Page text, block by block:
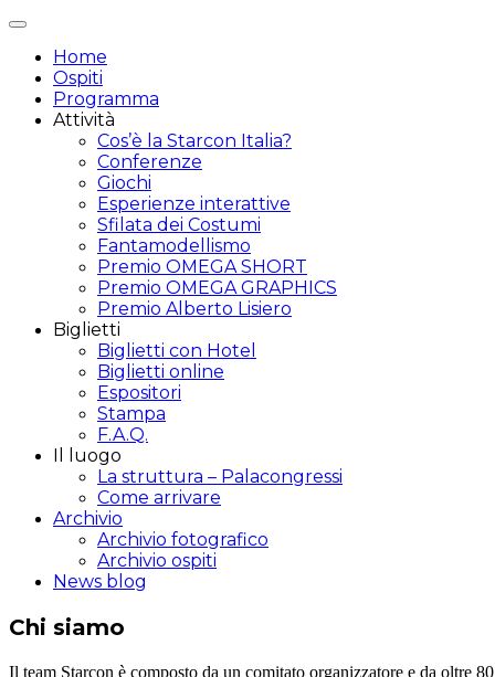
Attiva/disattiva
navigazione
Home
Ospiti
Programma
Attività
Cos’è la Starcon Italia?
Conferenze
Giochi
Esperienze interattive
Sfilata dei Costumi
Fantamodellismo
Premio OMEGA SHORT
Premio OMEGA GRAPHICS
Premio Alberto Lisiero
Biglietti
Biglietti con Hotel
Biglietti online
Espositori
Stampa
F.A.Q.
Il luogo
La struttura – Palacongressi
Come arrivare
Archivio
Archivio fotografico
Archivio ospiti
News blog
Chi siamo
Il team Starcon è composto da un comitato organizzatore e da oltre